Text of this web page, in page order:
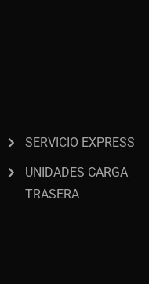
SERVICIO EXPRESS
UNIDADES CARGA
TRASERA